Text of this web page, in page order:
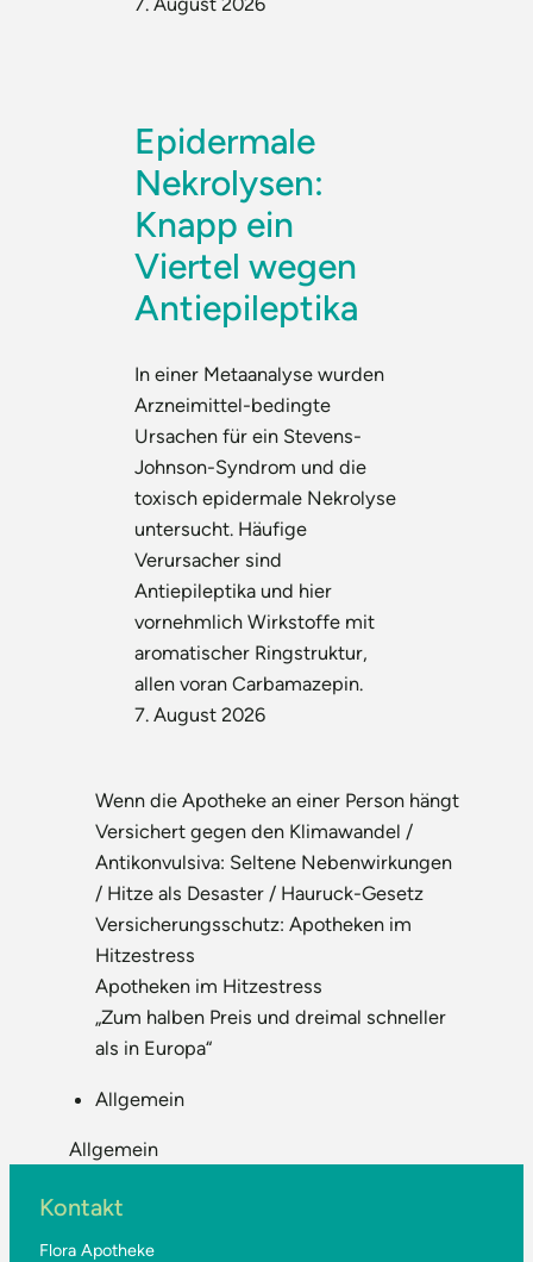
Epidermale
Nekrolysen:
Knapp ein
Viertel wegen
Antiepileptika
In einer Metaanalyse wurden
Arzneimittel-bedingte
Ursachen für ein Stevens-
Johnson-Syndrom und die
toxisch epidermale Nekrolyse
untersucht. Häufige
Verursacher sind
Antiepileptika und hier
vornehmlich Wirkstoffe mit
aromatischer Ringstruktur,
allen voran Carbamazepin.
7. August 2026
Wenn die Apotheke an einer Person hängt
Versichert gegen den Klimawandel /
Antikonvulsiva: Seltene Nebenwirkungen
/ Hitze als Desaster / Hauruck-Gesetz
Versicherungsschutz: Apotheken im
Hitzestress
Apotheken im Hitzestress
„Zum halben Preis und dreimal schneller
als in Europa“
Allgemein
Allgemein
Kontakt
Flora Apotheke